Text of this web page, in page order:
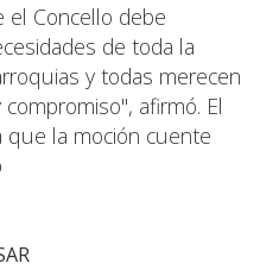
el Concello debe
de toda la
y todas merecen
afirmó. El
que la moción cuente